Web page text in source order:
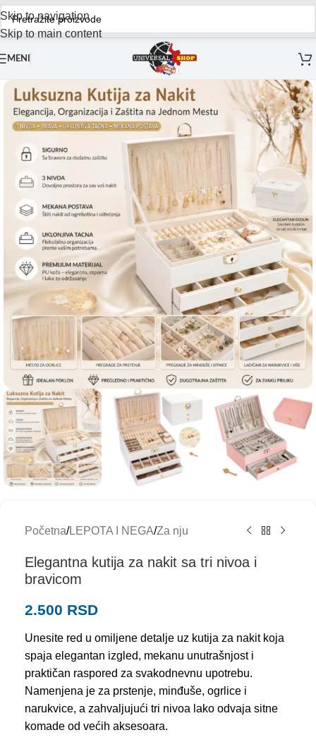
Skip to navigation
Skip to main content
MENI
Početna/LEPOTA I NEGA/Za nju
Elegantna kutija za nakit sa tri nivoa i
bravicom
2.500 RSD
Unesite red u omiljene detalje uz kutija za nakit koja
spaja elegantan izgled, mekanu unutrašnjost i
praktičan raspored za svakodnevnu upotrebu.
Namenjena je za prstenje, minđuše, ogrlice i
narukvice, a zahvaljujući tri nivoa lako odvaja sitne
komade od većih aksesoara.